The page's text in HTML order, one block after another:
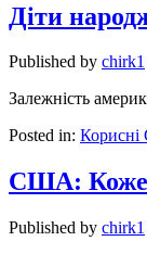
Діти
Published by chirk1
Залежність
Posted in: Корисні
США: Кожен
Published by chirk1